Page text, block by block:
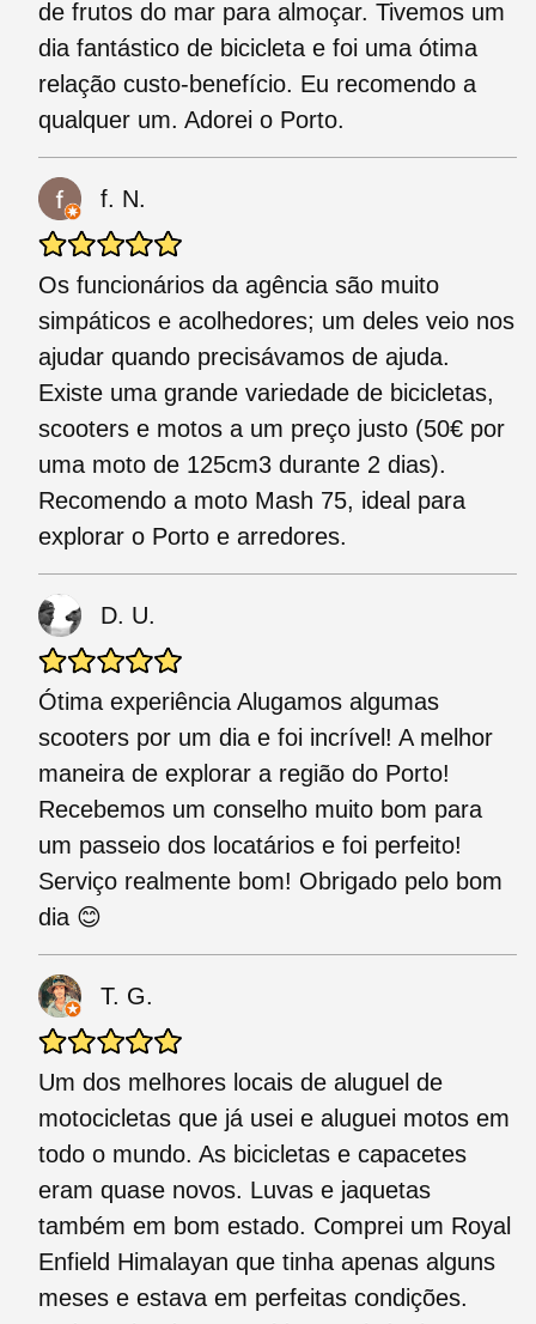
de frutos do mar para almoçar. Tivemos um
dia fantástico de bicicleta e foi uma ótima
relação custo-benefício. Eu recomendo a
qualquer um. Adorei o Porto.
f. N.
Os funcionários da agência são muito
simpáticos e acolhedores; um deles veio nos
ajudar quando precisávamos de ajuda.
Existe uma grande variedade de bicicletas,
scooters e motos a um preço justo (50€ por
uma moto de 125cm3 durante 2 dias).
Recomendo a moto Mash 75, ideal para
explorar o Porto e arredores.
D. U.
Ótima experiência Alugamos algumas
scooters por um dia e foi incrível! A melhor
maneira de explorar a região do Porto!
Recebemos um conselho muito bom para
um passeio dos locatários e foi perfeito!
Serviço realmente bom! Obrigado pelo bom
dia 😊
T. G.
Um dos melhores locais de aluguel de
motocicletas que já usei e aluguei motos em
todo o mundo. As bicicletas e capacetes
eram quase novos. Luvas e jaquetas
também em bom estado. Comprei um Royal
Enfield Himalayan que tinha apenas alguns
meses e estava em perfeitas condições.